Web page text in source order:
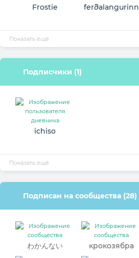
Frostie ferðalangurinn
Показать ещё
Подписчики (1)
ichiso
Показать ещё
Подписан на сообщества (28)
わかんない крокозябра